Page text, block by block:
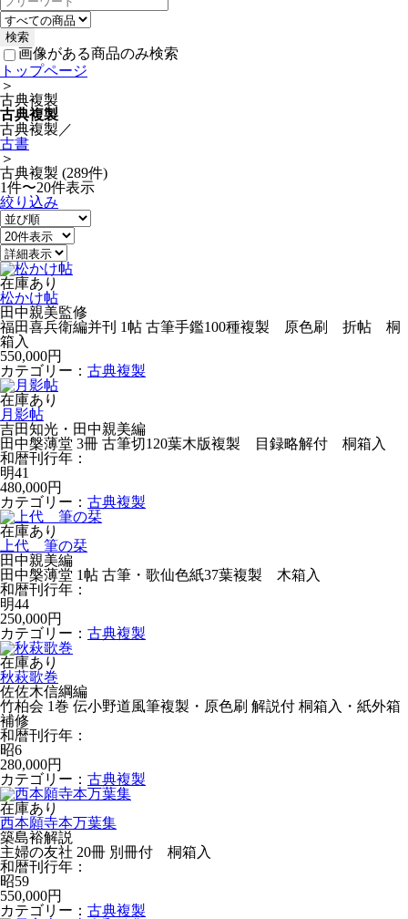
画像がある商品のみ検索
トップページ
＞
古典複製
古典複製
古典複製／
古書
＞
古典複製 (289件)
1件〜20件表示
絞り込み
在庫あり
松かけ帖
田中親美監修
福田喜兵衛編并刊 1帖 古筆手鑑100種複製 原色刷 折帖 桐
箱入
550,000円
カテゴリー： 古典複製
在庫あり
月影帖
吉田知光・田中親美編
田中槃薄堂 3冊 古筆切120葉木版複製 目録略解付 桐箱入
和暦刊行年：
明41
480,000円
カテゴリー： 古典複製
在庫あり
上代 筆の栞
田中親美編
田中槃薄堂 1帖 古筆・歌仙色紙37葉複製 木箱入
和暦刊行年：
明44
250,000円
カテゴリー： 古典複製
在庫あり
秋萩歌巻
佐佐木信綱編
竹柏会 1巻 伝小野道風筆複製・原色刷 解説付 桐箱入・紙外箱
補修
和暦刊行年：
昭6
280,000円
カテゴリー： 古典複製
在庫あり
西本願寺本万葉集
築島裕解説
主婦の友社 20冊 別冊付 桐箱入
和暦刊行年：
昭59
550,000円
カテゴリー： 古典複製